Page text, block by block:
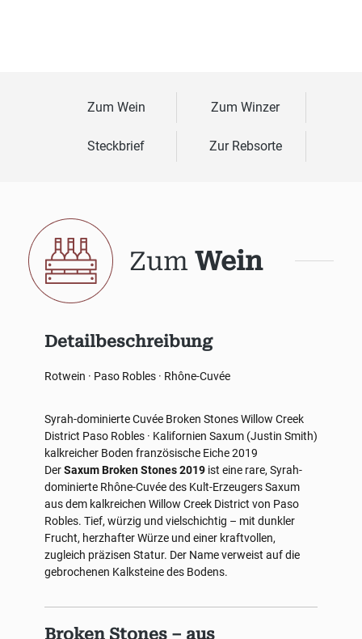
Zum Wein Zum Winzer
Steckbrief Zur Rebsorte
Zum Wein
Detailbeschreibung
Rotwein · Paso Robles · Rhône-Cuvée
Syrah-dominierte Cuvée Broken StonesWillow Creek
District Paso Robles · Kalifornien Saxum (Justin Smith)
kalkreicher Boden französische Eiche2019
DerSaxum Broken Stones 2019 ist eine rare, Syrah-
dominierte Rhône-Cuvée des Kult-Erzeugers Saxum
aus dem kalkreichen Willow Creek District von Paso
Robles. Tief, würzig und vielschichtig – mit dunkler
Frucht, herzhafter Würze und einer kraftvollen,
zugleich präzisen Statur. Der Name verweist auf die
gebrochenen Kalksteine des Bodens.
Broken Stones – aus